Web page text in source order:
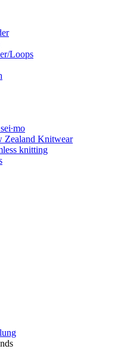
Loops
Zealand Knitwear
knitting